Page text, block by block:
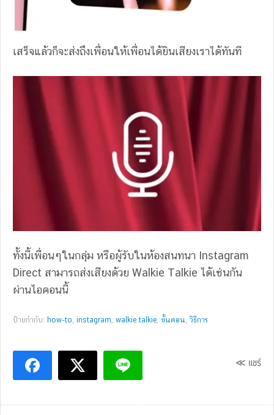
เสร็จแล้วก็จะส่งถึงเพื่อนให้เพื่อนได้ยินเสียงเราได้ทันที
ทั้งนี้เพื่อนๆในกลุ่ม หรือผู้รับในห้องสนทนา Instagram
Direct สามารถส่งเสียงด้วย Walkie Talkie ได้เช่นกัน
ผ่านไอคอนนี้
ป้ายกำกับ: how-to instagram walkie talkie ขั้นตอน ,วิธีการ
≪ แชร์